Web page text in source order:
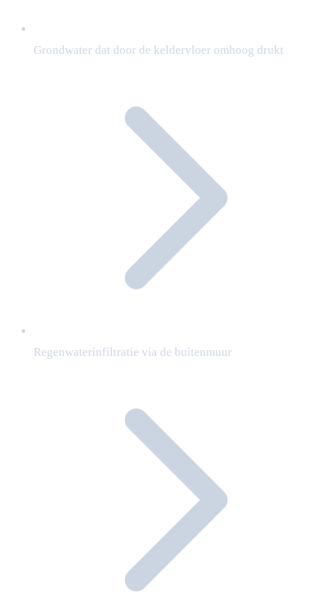
Grondwater dat door de keldervloer omhoog drukt
Regenwaterinfiltratie via de buitenmuur